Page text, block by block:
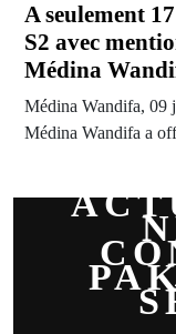
A seulement
S2 avec
Médina
Médina Wandifa, 09
Médina Wandifa a